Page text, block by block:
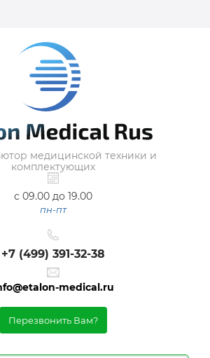
медицинской техники и
комплектующих
с 09.00 до 19.00
пн-пт
+7 (499) 391-32-38
medical.ru
Перезвонить Вам?